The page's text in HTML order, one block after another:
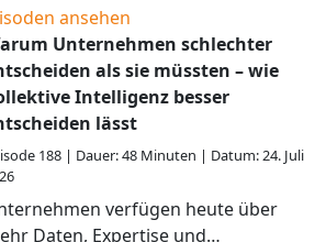
ansehen
Unternehmen schlechter
als sie müssten – wie
Intelligenz besser
lässt
188| Dauer:48 Minuten | Datum:24. Juli
verfügen heute über
Daten, Expertise und